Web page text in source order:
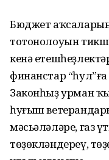
Бюджет
тотонолоуын
кенә
финанстар
Законһыҙ урман
һуғыш
мәсьәләләре, газ
төҙөкләндереү,